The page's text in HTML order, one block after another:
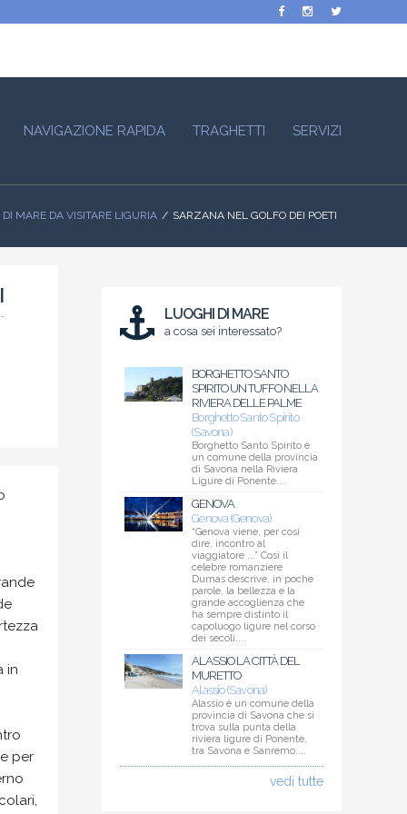
NAVIGAZIONE RAPIDA TRAGHETTI SERVIZI
MARE DA VISITARE LIGURIA SARZANA NEL GOLFO DEI POETI
in
per
LUOGHI DI MARE
a cosa sei interessato?
BORGHETTO SANTO
SPIRITO UN TUFFO NELLA
RIVIERA DELLE PALME
Borghetto Santo Spirito
(Savona)
Borghetto Santo Spirito è
un comune della provincia
di Savona nella Riviera
Ligure di Ponente....
GENOVA
Genova (Genova)
“Genova viene, per così
dire, incontro al
viaggiatore ...” Così il
celebre romanziere
Dumas descrive, in poche
parole, la bellezza e la
grande accoglienza che
ha sempre distinto il
capoluogo ligure nel corso
dei secoli....
ALASSIO LA CITTÀ DEL
MURETTO
Alassio (Savona)
Alassio è un comune della
provincia di Savona che si
trova sulla punta della
riviera ligure di Ponente,
tra Savona e Sanremo....
vedi tutte